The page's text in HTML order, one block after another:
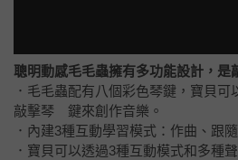
聰明動感毛毛蟲擁有多功能設計，是
．毛毛蟲配有八個彩色琴鍵，寶貝
敲擊琴 鍵來創作音樂。
．內建3種互動學習模式：作曲、跟
．寶貝可以透過3種互動模式和多種